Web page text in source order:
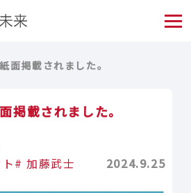
面掲載されました。
掲載されました。
加藤武士 2024.9.25